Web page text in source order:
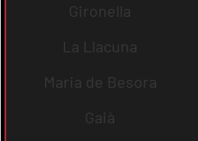
Gironella
La Llacuna
Maria de Besora
Gaià